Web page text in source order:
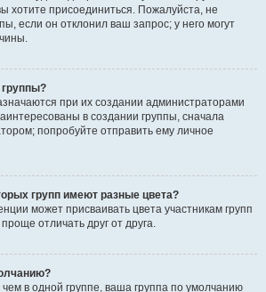
хотите присоединиться. Пожалуйста, не
если он отклонил ваш запрос; у него могут
при их создании администраторами
в создании группы, сначала
попробуйте отправить ему личное
групп имеют разные цвета?
может присваивать цвета участникам групп
отличать друг от друга.
в одной группе, ваша группа по умолчанию